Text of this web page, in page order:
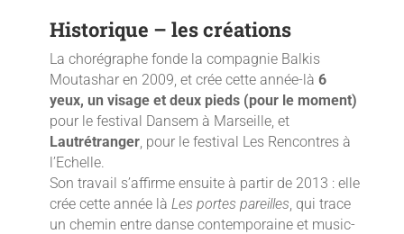
Historique – les créations
La chorégraphe fonde la compagnie Balkis
Moutashar en 2009, et crée cette année-là 6
yeux, un visage et deux pieds (pour le moment)
pour le festival Dansem à Marseille, et
Lautrétranger, pour le festival Les Rencontres à
l’Echelle.
Son travail s’affirme ensuite à partir de 2013 : elle
crée cette année là Les portes pareilles , qui trace
un chemin entre danse contemporaine et music-